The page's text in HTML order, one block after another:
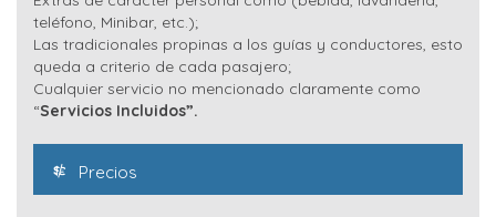
teléfono, Minibar, etc.);
Las tradicionales propinas a los guías y conductores, esto
queda a criterio de cada pasajero;
Cualquier servicio no mencionado claramente como
“Servicios Incluidos”.
Precios